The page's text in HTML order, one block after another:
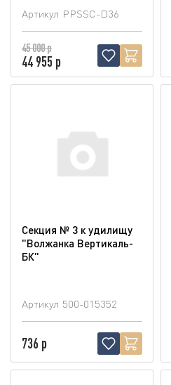
Артикул PPSSC-D36
45 000 р
44 955 р
Секция № 3 к удилищу
"Волжанка Вертикаль-
БК"
Артикул 500-015352
736 р